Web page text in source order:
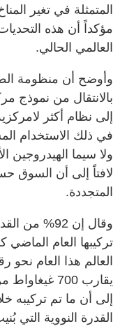
المتمثلة في تغير
مؤكداً أن هذه
العالمي الحالي.
وأوضح أن منظومة
بالانتقال من نموذج
إلى نظام أكثر
في ذلك الاستخدام
ولا سيما الهيدروجين
لافتاً إلى أن السوق
المتجددة.
وقال إن 92%
تركيبها العام
العالم هذا العام
يقارب 700
إلى أن ما تم تركيبه
القدرة النووية التي